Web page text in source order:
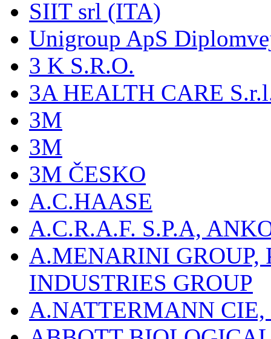
SIIT srl (ITA)
Unigroup ApS
3 K S.R.O.
3A HEALTH CARE
3M
3M
3M ČESKO
A.C.HAASE
A.C.R.A.F. S.P.A,
A.MENARINI
INDUSTRIES GROUP
A.NATTERMANN